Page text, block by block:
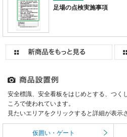
足場の点検実施事項
安全標識、安全看板をはじめとする、つく
ころで使われています。
見たいエリアをクリックすると詳細が表示
仮囲い・ゲート